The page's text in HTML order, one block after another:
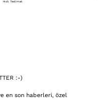
Hızlı Teslimat
:-)
en son haberleri, özel